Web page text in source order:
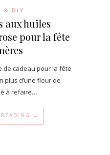
& DIY
aux huiles
pour la fête
de cadeau pour la fête
plus d’une fleur de
à refaire…
→